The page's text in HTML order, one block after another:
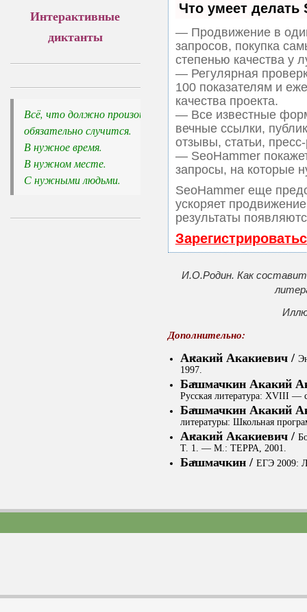
Что умеет делать
— Продвижение в
запросов, покупка
степенью качества у
— Регулярная
100 показателям и
качества проекта.
— Все известные
вечные ссылки,
отзывы, статьи,
— SeoHammer
запросы, на которые
SeoHammer еще
ускоряет
результаты
И.О.Родин. Как
Дополнительно:
Акакий Акакиевич /
1997.
Башмачкин Акакий
Русская литература: XVIII
Башмачкин Акакий
литературы: Школьная
Акакий Акакиевич /
Т. 1. — М.: ТЕРРА, 2001.
Башмачкин / ЕГЭ 2009:
Интерактивные
диктанты
Всё, что должно произойти,
обязательно случится.
В нужное время.
В нужном месте.
С нужными людьми.